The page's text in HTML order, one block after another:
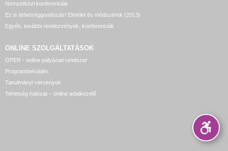
Nemzetközi konferenciák
Ez is tehetséggondozás! Elmélet és módszerek (2013)
Egyéb, további rendezvények, konferenciák
ONLINE SZOLGÁLTATÁSOK
OPER - online pályázati rendszer
Programbeküldés
Tanulmányi versenyek
Tehetség hálózat – online adatkezelő